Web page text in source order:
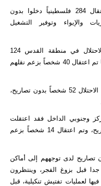
وأوضح بيان شرطة الاحتلال، أنه تم اعتقال 284 فلسطينياً دخلوا بدون
والإيواء وتوفير التشغيل
وخلال مطاردة العمال، اعتقلت قوات الاحتلال في منطقة القدس 124
فلسطينياً بزعم دخولهم بدون تصاريح، فيما تم اعتقال 40 شخصاً بزعم نقلهم
وفي منطقة الضفة الغربية، اعتقلت قوات الاحتلال 52 شخصاً بدون تصاريح،
وجنوبي الداخل فقد اعتقلت
قوات الاحتلال 108 فلسطينيين بدون تصاريح، وتم اعتقال 14 شخصاً بزعم
تصاريح لدى توجههم إلى أماكن
قبل بزوغ الفجر، وينتظرون
لعمليات تفتيش تنكيلية، قبل